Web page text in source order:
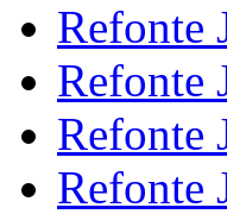
Refonte
Refonte
Refonte
Refonte